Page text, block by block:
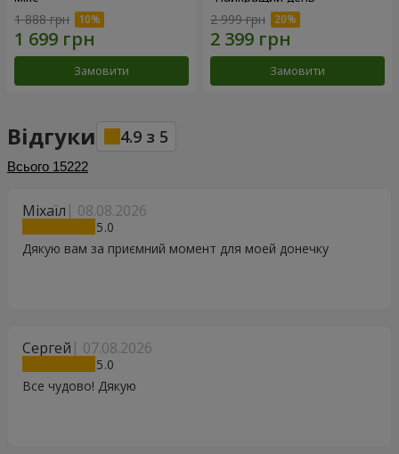
1 888 грн
Замовити
2 999 грн
Замовити
Відгуки 4.9 з 5
Всього 15222
Міхаїл 08.08.2026
5
Дякую вам за приємний момент для моей донечку
Сергей 07.08.2026
5
Все чудово! Дякую